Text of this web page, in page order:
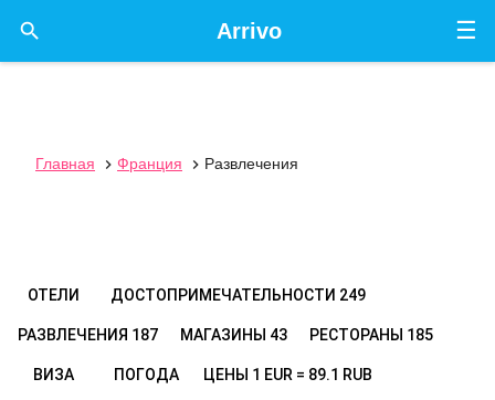
☰
Arrivo

Главная  Франция  Развлечения
ОТЕЛИ ДОСТОПРИМЕЧАТЕЛЬНОСТИ 249
РАЗВЛЕЧЕНИЯ 187 МАГАЗИНЫ 43 РЕСТОРАНЫ 185
ВИЗА ПОГОДА ЦЕНЫ 1 EUR = 89.1 RUB